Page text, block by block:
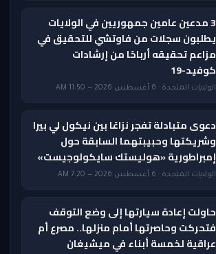
3 مدعين عامين جمهوريين في الولايات
يطلبون سجلات من فاوتشي للتحقيق في
مزاعم تحقيقه أرباحًا من إرشادات
كوفيد-19
الولايات المتحدة · 6 أغسطس 2026 — 11:50 AM
دعوى متبادلة تفجر نزاعًا بين نيكول لي بيرا
وشريكتها وحبيبتهما السابقة حول
إمبراطورية «هوليستك سايكولوجيست»
الولايات المتحدة · 6 أغسطس 2026 — 7:20 AM
حاولت إعادة سيارتها إلى وضع التوقف
فتحركت وحاصرتها أمام منزلها.. مصرع أم
عراقية لخمسة أبناء في ميشيغان